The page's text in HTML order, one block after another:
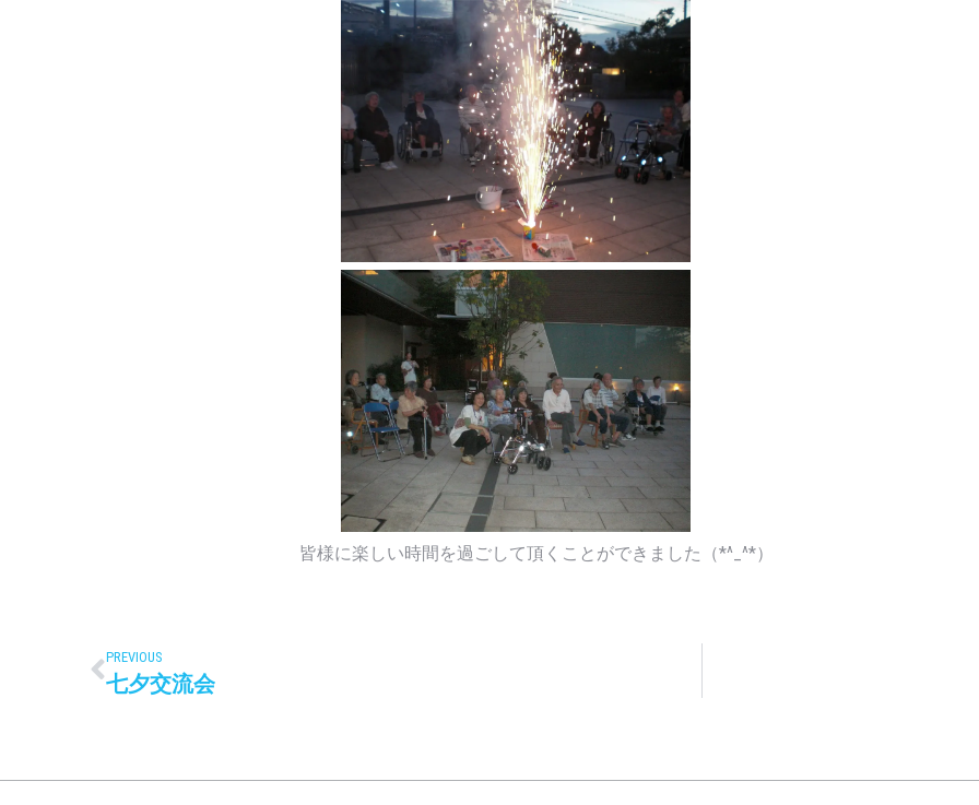
皆様に楽しい時間を過ごして頂くことができました（*^_^*）
PREVIOUS
七夕交流会